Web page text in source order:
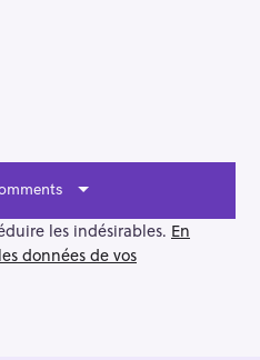
les indésirables. En
données de vos